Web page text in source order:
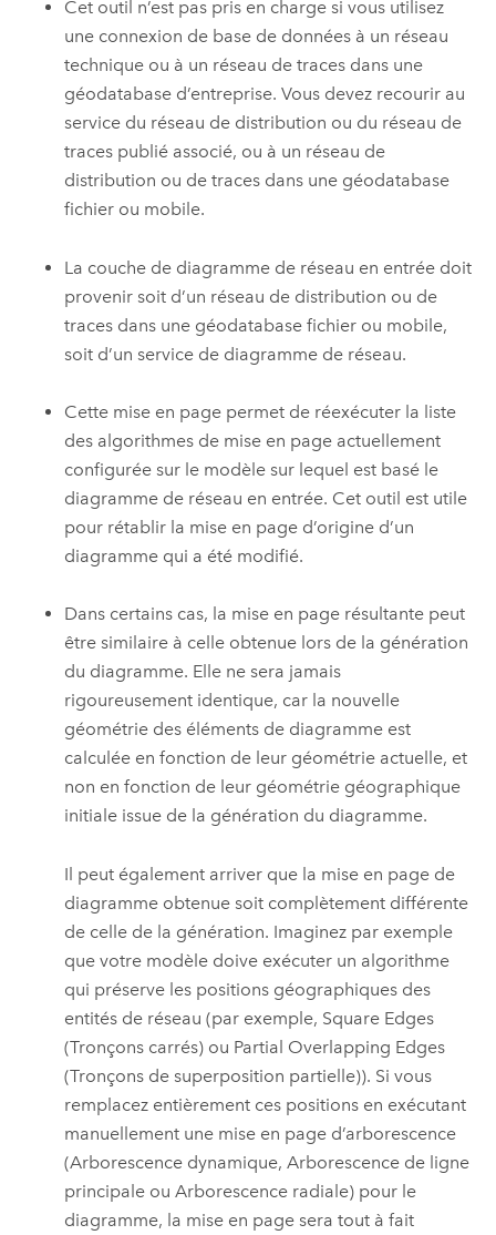
Cet outil n’est pas pris en charge si vous utilisez
une connexion de base de données à un réseau
technique ou à un réseau de traces dans une
géodatabase d’entreprise. Vous devez recourir au
service du réseau de distribution ou du réseau de
traces publié associé, ou à un réseau de
distribution ou de traces dans une géodatabase
fichier ou mobile.
La couche de diagramme de réseau en entrée doit
provenir soit d’un réseau de distribution ou de
traces dans une géodatabase fichier ou mobile,
soit d’un service de diagramme de réseau.
Cette mise en page permet de réexécuter la liste
des algorithmes de mise en page actuellement
configurée sur le modèle sur lequel est basé le
diagramme de réseau en entrée. Cet outil est utile
pour rétablir la mise en page d’origine d’un
diagramme qui a été modifié.
Dans certains cas, la mise en page résultante peut
être similaire à celle obtenue lors de la génération
du diagramme. Elle ne sera jamais
rigoureusement identique, car la nouvelle
géométrie des éléments de diagramme est
calculée en fonction de leur géométrie actuelle, et
non en fonction de leur géométrie géographique
initiale issue de la génération du diagramme.
Il peut également arriver que la mise en page de
diagramme obtenue soit complètement différente
de celle de la génération. Imaginez par exemple
que votre modèle doive exécuter un algorithme
qui préserve les positions géographiques des
entités de réseau (par exemple, Square Edges
(Tronçons carrés) ou Partial Overlapping Edges
(Tronçons de superposition partielle)). Si vous
remplacez entièrement ces positions en exécutant
manuellement une mise en page d’arborescence
(Arborescence dynamique, Arborescence de ligne
principale ou Arborescence radiale) pour le
diagramme, la mise en page sera tout à fait